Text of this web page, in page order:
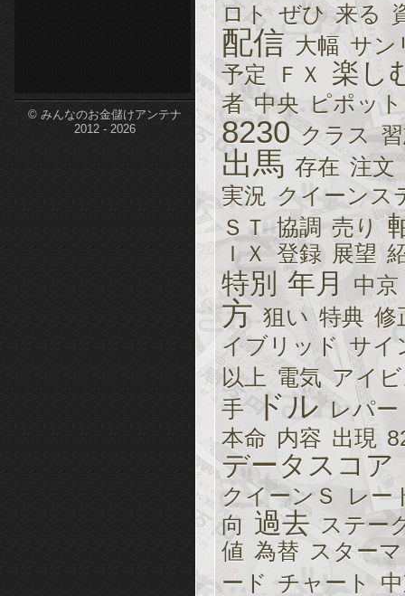
© みんなのお金儲けアンテナ
2012 - 2026
ロト ぜひ 来る
配信 大幅 サン
予定
ＦＸ 楽し
者 中央 ピポット
8230 クラス
出馬 存在 注文
実況 クイーンス
ＳＴ 協調 売り
ＩＸ 登録 展望
特別 年月 中京
方 狙い 特典 修
イブリッド サイ
以上 電気 アイ
手 ドル レパー
本命 内容 出現
データスコア
クイーンＳ
レー
向 過去 ステー
値 為替 スター
ード チャート